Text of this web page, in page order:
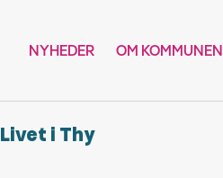
NYHEDER OM KOMMUNEN
Livet i Thy